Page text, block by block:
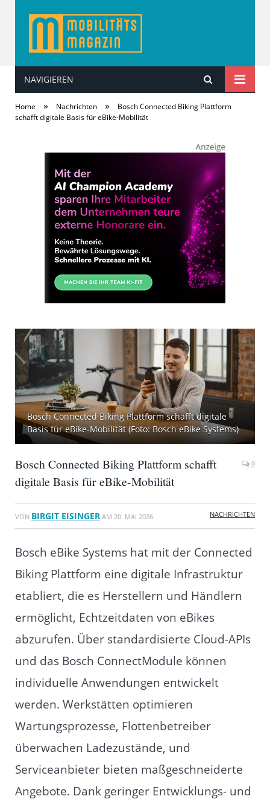
MobilitätsMagazin
NAVIGIEREN
Home » Nachrichten »
Bosch Connected Biking Plattform
schafft digitale Basis für eBike-Mobilität
Bosch Connected Biking Plattform schafft digitale
Basis für eBike-Mobilität (Foto: Bosch eBike Systems)
Bosch Connected Biking Plattform schafft
digitale Basis für eBike-Mobilität
0
VON BIRGIT EISINGER AM 20. MAI 2026 NACHRICHTEN
Bosch eBike Systems hat mit der Connected
Biking Plattform eine digitale Infrastruktur
etabliert, die es Herstellern und Händlern
ermöglicht, Echtzeitdaten von eBikes
abzurufen. Über standardisierte Cloud-APIs
und das Bosch ConnectModule können
individuelle Anwendungen entwickelt
werden. Werkstätten optimieren
Wartungsprozesse, Flottenbetreiber
überwachen Ladezustände, und
Serviceanbieter bieten maßgeschneiderte
Angebote. Dank geringer Entwicklungs- und